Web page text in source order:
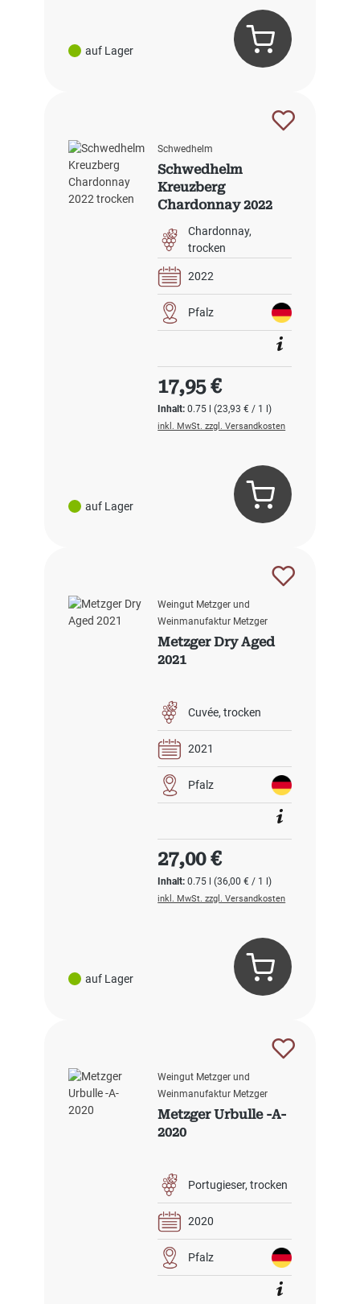
auf Lager
auf Lager
Schwedhelm
Schwedhelm
Kreuzberg
Chardonnay 2022
trocken
Chardonnay
trocken
2022
Pfalz
Inhalt:0.75 l(23,93 € / 1 l)
Regulärer Preis:
17,95 €
inkl. MwSt. zzgl. Versandkosten
auf Lager
Weingut Metzger und
Weinmanufaktur Metzger
Metzger Dry Aged
2021
Cuvée trocken
2021
Pfalz
Inhalt:0.75 l(36,00 € / 1 l)
Regulärer Preis:
27,00 €
inkl. MwSt. zzgl. Versandkosten
Weingut Metzger und
Weinmanufaktur Metzger
Metzger Urbulle -A-
2020
Portugieser trocken
2020
Pfalz